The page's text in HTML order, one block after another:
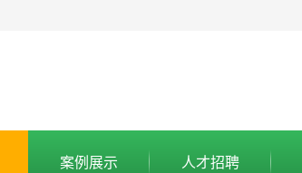
案例展示 人才招聘